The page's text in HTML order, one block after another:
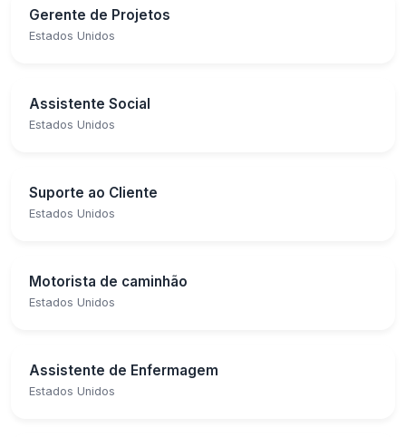
Gerente de Projetos
Estados Unidos
Assistente Social
Estados Unidos
Suporte ao Cliente
Estados Unidos
Motorista de caminhão
Estados Unidos
Assistente de Enfermagem
Estados Unidos